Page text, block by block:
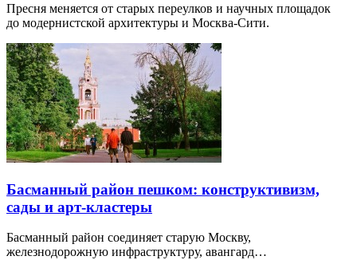
Пресня меняется от старых переулков и научных площадок
до модернистской архитектуры и Москва-Сити.
Басманный район пешком: конструктивизм,
сады и арт-кластеры
Басманный район соединяет старую Москву,
железнодорожную инфраструктуру, авангард…